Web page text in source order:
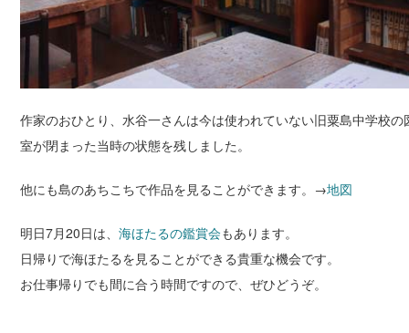
作家のおひとり、水谷一さんは今は使われていない旧粟島中学校
室が閉まった当時の状態を残しました。
他にも島のあちこちで作品を見ることができます。→地図
明日7月20日は、 海ほたるの鑑賞会もあります。
日帰りで海ほたるを見ることができる貴重な機会です。
お仕事帰りでも間に合う時間ですので、ぜひどうぞ。